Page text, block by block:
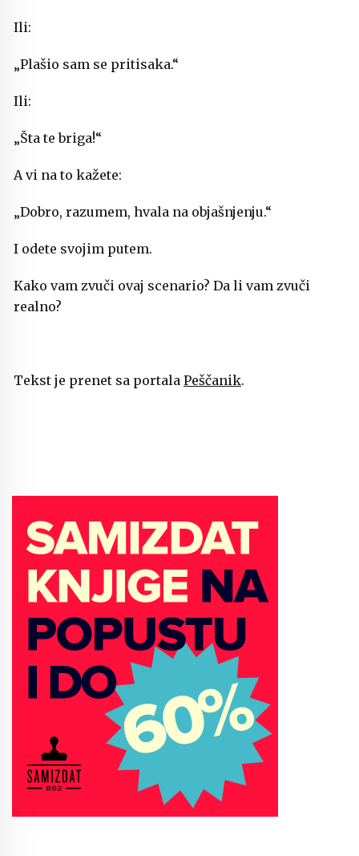
Ili:
„Plašio sam se pritisaka.“
Ili:
„Šta te briga!“
A vi na to kažete:
„Dobro, razumem, hvala na objašnjenju.“
I odete svojim putem.
Kako vam zvuči ovaj scenario? Da li vam zvuči
realno?
Tekst je prenet sa portala Peščanik.